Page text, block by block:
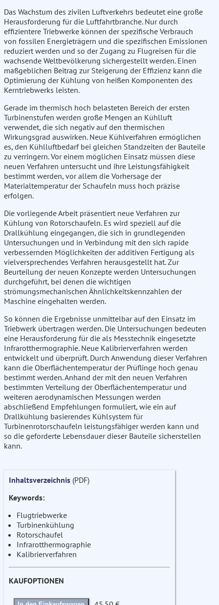
Das Wachstum des zivilen Luftverkehrs bedeutet eine große
Herausforderung für die Luftfahrtbranche. Nur durch
effizientere Triebwerke können der spezifische Verbrauch
von fossilen Energieträgern und die spezifischen Emissionen
reduziert werden und so der Zugang zu Flugreisen für die
wachsende Weltbevölkerung sichergestellt werden. Einen
maßgeblichen Beitrag zur Steigerung der Effizienz kann die
Optimierung der Kühlung von heißen Komponenten des
Kerntriebwerks leisten.
Gerade im thermisch hoch belasteten Bereich der ersten
Turbinenstufen werden große Mengen an Kühlluft
verwendet, die sich negativ auf den thermischen
Wirkungsgrad auswirken. Neue Kühlverfahren ermöglichen
es, den Kühlluftbedarf bei gleichen Standzeiten der Bauteile
zu verringern. Vor einem möglichen Einsatz müssen diese
neuen Verfahren untersucht und ihre Leistungsfähigkeit
bestimmt werden, vor allem die Vorhersage der
Materialtemperatur der Schaufeln muss hoch präzise
erfolgen.
Die vorliegende Arbeit präsentiert neue Verfahren zur
Kühlung von Rotorschaufeln. Es wird speziell auf die
Drallkühlung eingegangen, die sich in grundlegenden
Untersuchungen und in Verbindung mit den sich rapide
verbessernden Möglichkeiten der additiven Fertigung als
vielversprechendes Verfahren herausgestellt hat. Zur
Beurteilung der neuen Konzepte werden Untersuchungen
durchgeführt, bei denen die wichtigen
strömungsmechanischen Ähnlichkeitskennzahlen der
Maschine eingehalten werden.
So können die Ergebnisse unmittelbar auf den Einsatz im
Triebwerk übertragen werden. Die Untersuchungen bedeuten
eine Herausforderung für die als Messtechnik eingesetzte
Infrarotthermographie. Neue Kalibrierverfahren werden
entwickelt und überprüft. Durch Anwendung dieser Verfahren
kann die Oberflächentemperatur der Prüflinge hoch genau
bestimmt werden. Anhand der mit den neuen Verfahren
bestimmten Verteilung der Oberflächentemperatur und
weiteren aerodynamischen Messungen werden
abschließend Empfehlungen formuliert, wie ein auf
Drallkühlung basierendes Kühlsystem für
Turbinenrotorschaufeln leistungsfähiger werden kann und
so die geforderte Lebensdauer dieser Bauteile sicherstellen
kann.
Inhaltsverzeichnis (PDF)
Keywords:
Flugtriebwerke
Turbinenkühlung
Rotorschaufel
Infrarotthermographie
Kalibrierverfahren
KAUFOPTIONEN